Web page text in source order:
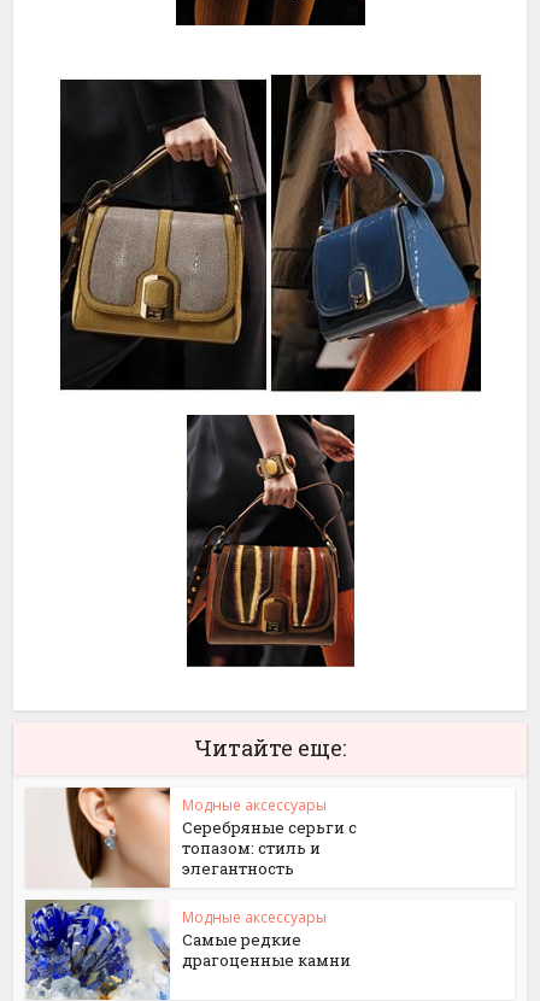
Читайте еще:
Модные аксессуары
Серебряные серьги с
топазом: стиль и
элегантность
Модные аксессуары
Самые редкие
драгоценные камни